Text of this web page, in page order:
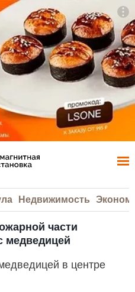
Недвижимость
части
медведицей
в центре